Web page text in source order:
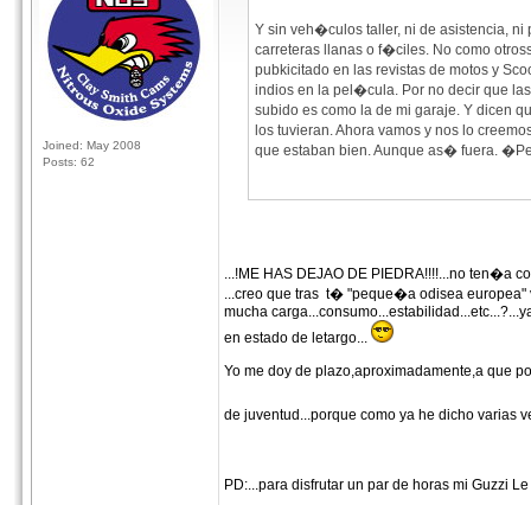
Joined: May 2008
Posts: 62
Y sin veh�culos taller, ni de asistencia, ni
carreteras llanas o f�ciles. No como
pubkicitado en las revistas de motos y
indios en la pel�cula. Por no decir que
subido es como la de mi garaje. Y dicen
los tuvieran. Ahora vamos y nos lo
que estaban bien. Aunque as� fuera.
...!ME HAS DEJAO DE PIEDRA!!!!...no ten�a
...creo que tras t� "peque�a odisea europea"
mucha
en estado de letargo...
Yo me doy de plazo,aproximadamente,a que
de juventud...porque como ya he dicho varias
PD:...para disfrutar un par de horas mi Guzzi